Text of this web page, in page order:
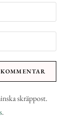
skräppost.
.